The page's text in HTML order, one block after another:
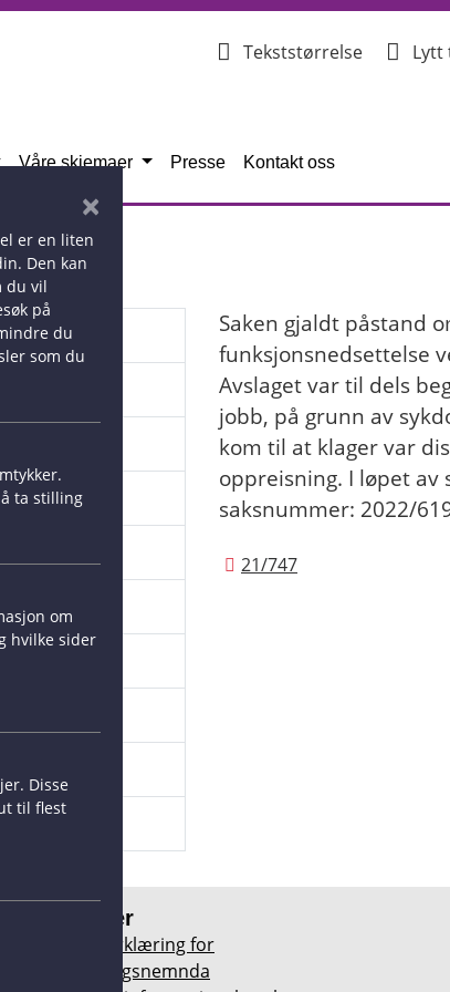
×
er en liten
Den kan
du vil
på
du
som du
ta stilling
om
hvilke sider
Disse
til flest
TekststørrelseFor å Lytt
Våre skjemaer Presse Kontakt oss
Saken gjaldt påstand
funksjonsnedsettelse
Avslaget var til dels
jobb, på grunn av
kom til at klager var
oppreisning. I løpet av
saksnummer: 2022/
21/747
Erklæringer
Personvernerklæring for
Diskrimineringsnemnda